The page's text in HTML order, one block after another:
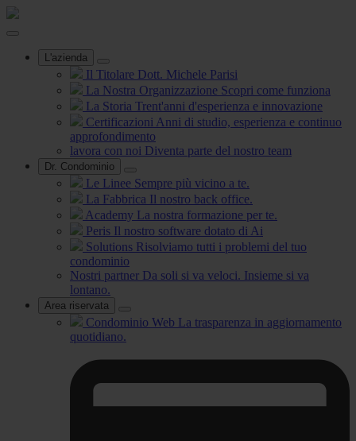
L'azienda
Il Titolare Dott. Michele Parisi
La Nostra Organizzazione Scopri come funziona
La Storia Trent'anni d'esperienza e innovazione
Certificazioni Anni di studio, esperienza e continuo
approfondimento
lavora con noi Diventa parte del nostro team
Dr. Condominio
Le Linee Sempre più vicino a te.
La Fabbrica Il nostro back office.
Academy La nostra formazione per te.
Peris Il nostro software dotato di Ai
Solutions Risolviamo tutti i problemi del tuo
condominio
Nostri partner Da soli si va veloci. Insieme si va
lontano.
Area riservata
Condominio Web La trasparenza in aggiornamento
quotidiano.